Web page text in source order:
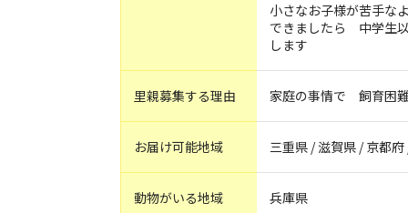
小さなお子様が苦手な
できましたら 中学生
します
里親募集する理由 家庭の事情で 飼育困
お届け可能地域 三重県 / 滋賀県 / 京都
動物がいる地域 兵庫県